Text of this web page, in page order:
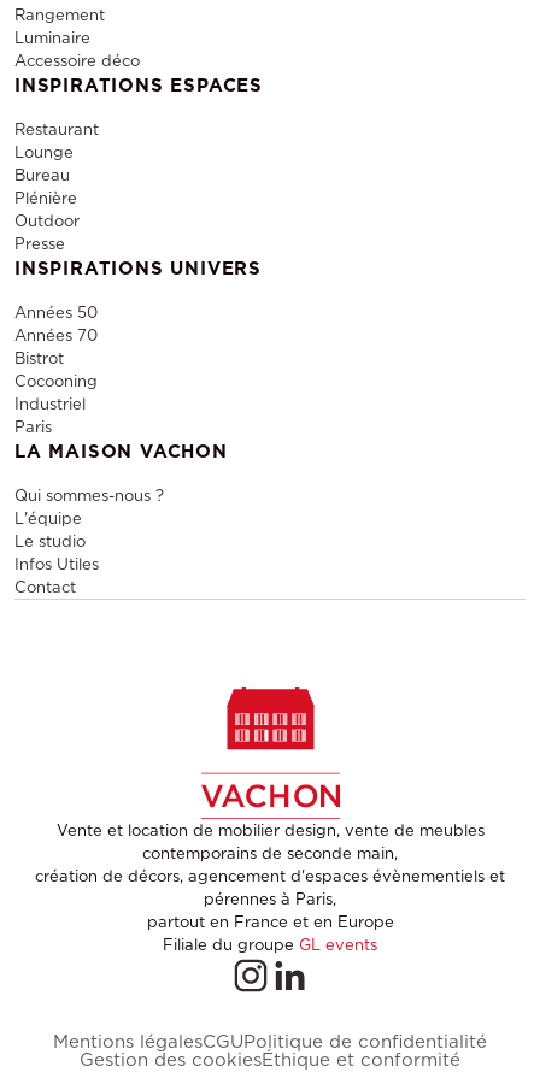
Rangement
Luminaire
Accessoire déco
INSPIRATIONS ESPACES
Restaurant
Lounge
Bureau
Plénière
Outdoor
Presse
INSPIRATIONS UNIVERS
Années 50
Années 70
Bistrot
Cocooning
Industriel
Paris
LA MAISON VACHON
Qui sommes-nous ?
L'équipe
Le studio
Infos Utiles
Contact
Vente et location de mobilier design, vente de meubles
contemporains de seconde main,
création de décors, agencement d'espaces évènementiels et
pérennes à Paris,
partout en France et en Europe
Filiale du groupe GL events
Mentions légalesCGUPolitique de confidentialité
Gestion des cookiesÉthique et conformité